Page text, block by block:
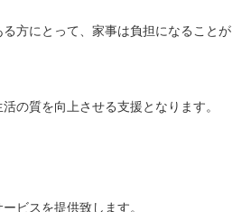
方にとって、家事は負担になることが
の質を向上させる支援となります。
ビスを提供致します。